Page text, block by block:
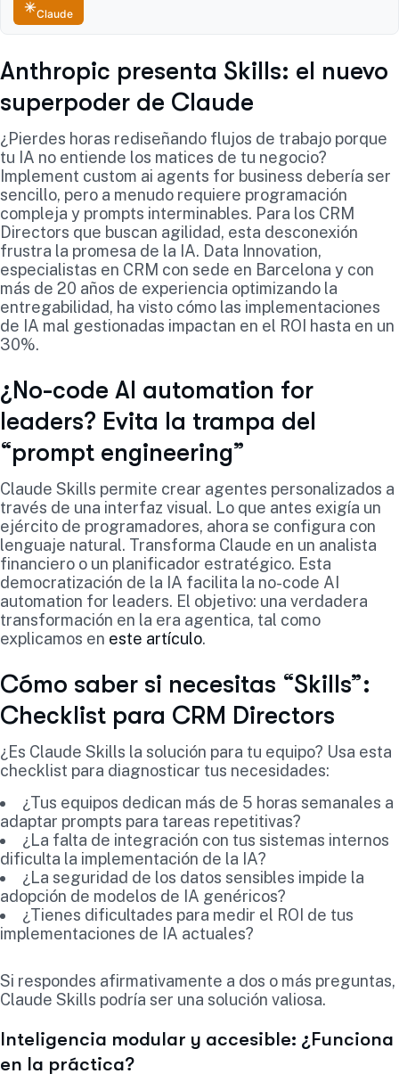
Claude
Anthropic presenta Skills: el nuevo
superpoder de Claude
¿Pierdes horas rediseñando flujos de trabajo porque
tu IA no entiende los matices de tu negocio?
Implement custom ai agents for business debería ser
sencillo, pero a menudo requiere programación
compleja y prompts interminables. Para los CRM
Directors que buscan agilidad, esta desconexión
frustra la promesa de la IA. Data Innovation,
especialistas en CRM con sede en Barcelona y con
más de 20 años de experiencia optimizando la
entregabilidad, ha visto cómo las implementaciones
de IA mal gestionadas impactan en el ROI hasta en un
30%.
¿No-code AI automation for
leaders? Evita la trampa del
“prompt engineering”
Claude Skills permite crear agentes personalizados a
través de una interfaz visual. Lo que antes exigía un
ejército de programadores, ahora se configura con
lenguaje natural. Transforma Claude en un analista
financiero o un planificador estratégico. Esta
democratización de la IA facilita la no-code AI
automation for leaders. El objetivo: una verdadera
transformación en la era agentica, tal como
explicamos en este artículo.
Cómo saber si necesitas “Skills”:
Checklist para CRM Directors
¿Es Claude Skills la solución para tu equipo? Usa esta
checklist para diagnosticar tus necesidades:
¿Tus equipos dedican más de 5 horas semanales a
adaptar prompts para tareas repetitivas?
¿La falta de integración con tus sistemas internos
dificulta la implementación de la IA?
¿La seguridad de los datos sensibles impide la
adopción de modelos de IA genéricos?
¿Tienes dificultades para medir el ROI de tus
implementaciones de IA actuales?
Si respondes afirmativamente a dos o más preguntas,
Claude Skills podría ser una solución valiosa.
Inteligencia modular y accesible: ¿Funciona
en la práctica?